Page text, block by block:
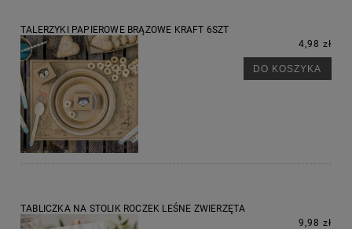
TALERZYKI PAPIEROWE BRĄZOWE KRAFT 6SZT
4,98 zł
DO KOSZYKA
TABLICZKA NA STOLIK ROCZEK LEŚNE ZWIERZĘTA
9,98 zł